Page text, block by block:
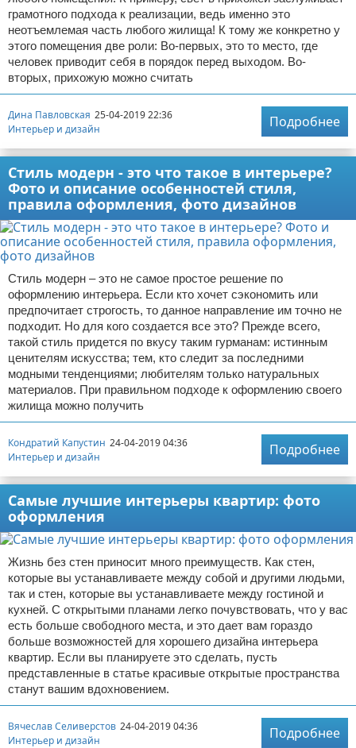
грамотного подхода к реализации, ведь именно это
неотъемлемая часть любого жилища! К тому же конкретно у
этого помещения две роли: Во-первых, это то место, где
человек приводит себя в порядок перед выходом. Во-
вторых, прихожую можно считать
Дина Павловская 25-04-2019 22:36
Интерьер и дизайн
Подробнее
Стиль модерн - это что такое в интерьере?
Фото и описание особенностей стиля,
правила оформления, фото дизайнов
Стиль модерн – это не самое простое решение по
оформлению интерьера. Если кто хочет сэкономить или
предпочитает строгость, то данное направление им точно не
подходит. Но для кого создается все это? Прежде всего,
такой стиль придется по вкусу таким гурманам: истинным
ценителям искусства; тем, кто следит за последними
модными тенденциями; любителям только натуральных
материалов. При правильном подходе к оформлению своего
жилища можно получить
Кондратий Капустин 24-04-2019 04:36
Интерьер и дизайн
Подробнее
Самые лучшие интерьеры квартир: фото
оформления
Жизнь без стен приносит много преимуществ. Как стен,
которые вы устанавливаете между собой и другими людьми,
так и стен, которые вы устанавливаете между гостиной и
кухней. С открытыми планами легко почувствовать, что у вас
есть больше свободного места, и это дает вам гораздо
больше возможностей для хорошего дизайна интерьера
квартир. Если вы планируете это сделать, пусть
представленные в статье красивые открытые пространства
станут вашим вдохновением.
Вячеслав Селиверстов 24-04-2019 04:36
Интерьер и дизайн
Подробнее